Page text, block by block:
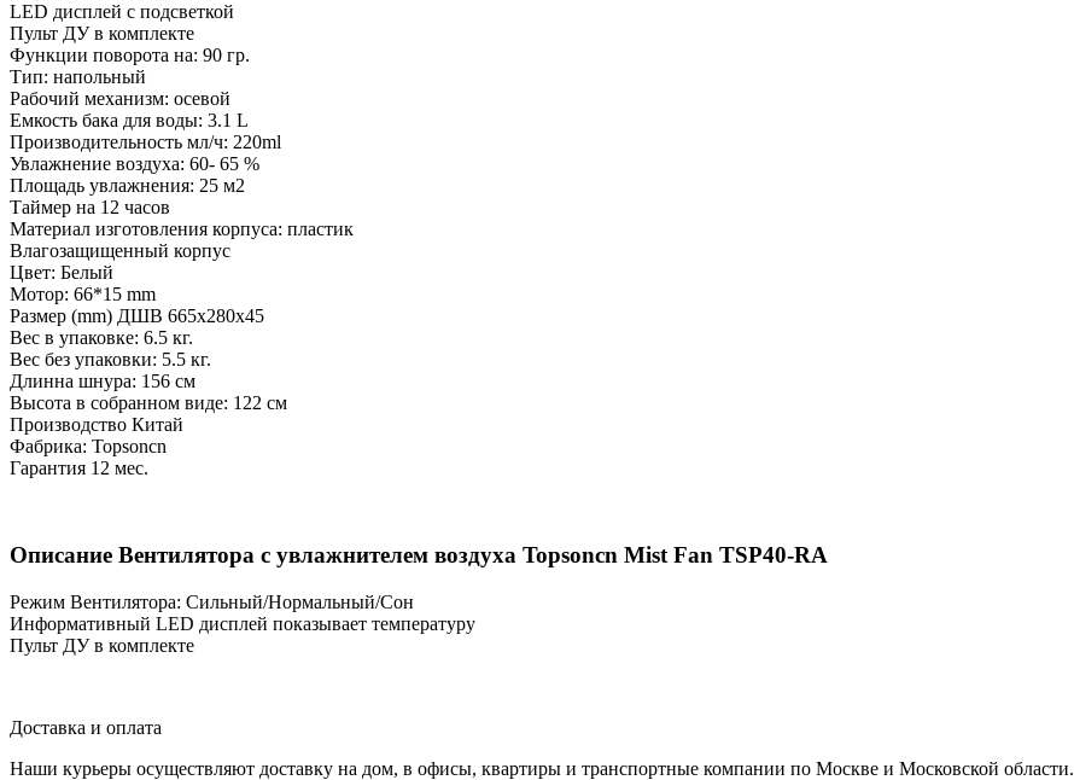
LED дисплей с подсветкой
Пульт ДУ в комплекте
Функции поворота на: 90 гр.
Тип: напольный
Рабочий механизм: осевой
Емкость бака для воды: 3.1 L
Производительность мл/ч: 220ml
Увлажнение воздуха: 60- 65 %
Площадь увлажнения: 25 м2
Таймер на 12 часов
Материал изготовления корпуса: пластик
Влагозащищенный корпус
Цвет: Белый
Мотор: 66*15 mm
Размер (mm) ДШВ 665х280х45
Вес в упаковке: 6.5 кг.
Вес без упаковки: 5.5 кг.
Длинна шнура: 156 см
Высота в собранном виде: 122 см
Производство Китай
Фабрика: Topsoncn
Гарантия 12 мес.
Описание Вентилятора с увлажнителем воздуха Topsoncn Mist Fan TSP40-RA
Режим Вентилятора: Сильный/Нормальный/Сон
Информативный LED дисплей показывает температуру
Пульт ДУ в комплекте
Доставка и оплата
Наши курьеры осуществляют доставку на дом, в офисы, квартиры и транспортные компании по Москве и Московской области.